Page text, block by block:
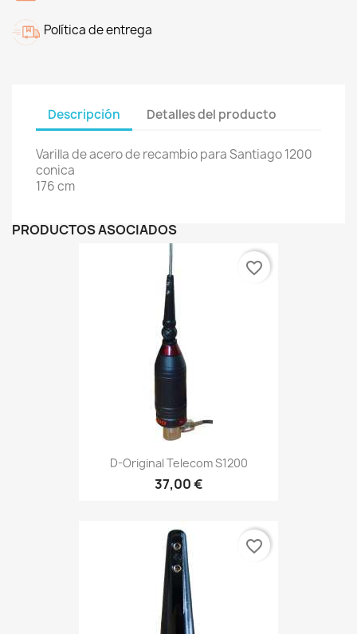
Política de entrega
Descripción Detalles del producto
Varilla de acero de recambio para Santiago 1200
conica
176 cm
PRODUCTOS ASOCIADOS
D-Original Telecom S1200
37,00 €
favorite_border
favorite_border